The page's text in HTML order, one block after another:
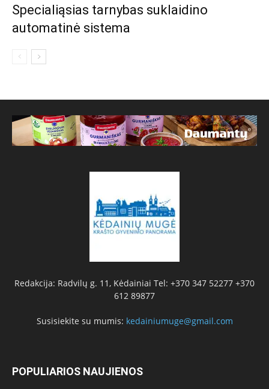
Specialiąsias tarnybas suklaidino
automatinė sistema
Redakcija: Radvilų g. 11, Kėdainiai Tel: +370 347 52277 +370
612 89877
Susisiekite su mumis: kedainiumuge@gmail.com
POPULIARIOS NAUJIENOS